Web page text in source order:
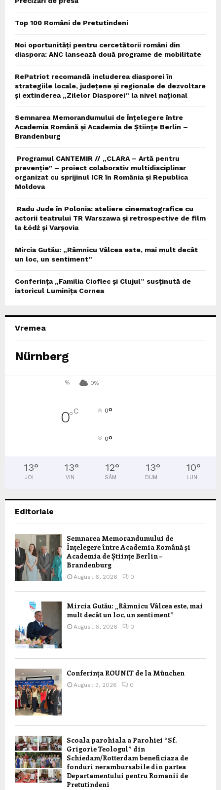
Top 100 Români de Pretutindeni
Noi oportunități pentru cercetătorii români din
diaspora: ANC lansează două programe de mobilitate
RePatriot recomandă includerea diasporei în
strategiile locale, județene și regionale de dezvoltare
și extinderea „Zilelor Diasporei” la nivel național
Semnarea Memorandumului de Înțelegere între
Academia Română și Academia de Științe Berlin –
Brandenburg
Programul CANTEMIR // „CLARA – Artă pentru
prevenție” – proiect colaborativ multidisciplinar
organizat cu sprijinul ICR în România și Republica
Moldova
Radu Jude în Polonia: ateliere cinematografice cu
actorii teatrului TR Warszawa și retrospective de film
la Łódź și Varșovia
Mircia Gutău: „Râmnicu Vâlcea este, mai mult decât
un loc, un sentiment”
Conferința „Familia Cioflec și Clujul” susținută de
istoricul Luminița Cornea
Vremea
Nürnberg
% 0%
0°C 0°
0°
13°
JOI
13°
VIN
12°
SÂM
13°
DUM
10°
LUN
Editoriale
Semnarea Memorandumului de
Înțelegere între Academia Română și
Academia de Științe Berlin –
Brandenburg
August 6, 2026 0
Mircia Gutău: „Râmnicu Vâlcea este, mai
mult decât un loc, un sentiment”
August 6, 2026 0
Conferința ROUNIT de la München
August 3, 2026 0
Scoala parohiala a Parohiei “Sf.
Grigorie Teologul” din
Schiedam/Rotterdam beneficiaza de
fonduri nerambursabile din partea
Departamentului pentru Romanii de
Pretutindeni